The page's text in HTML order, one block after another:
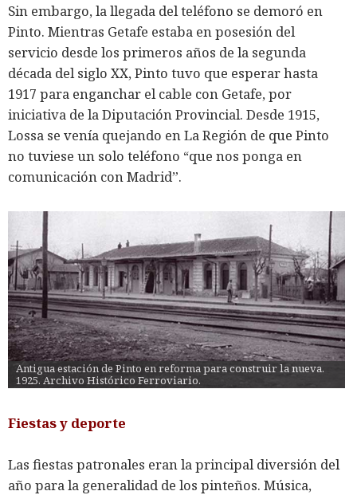
Sin embargo, la llegada del teléfono se demoró en
Pinto. Mientras Getafe estaba en posesión del
servicio desde los primeros años de la segunda
década del siglo XX, Pinto tuvo que esperar hasta
1917 para enganchar el cable con Getafe, por
iniciativa de la Diputación Provincial. Desde 1915,
Lossa se venía quejando en La Región de que Pinto
no tuviese un solo teléfono “que nos ponga en
comunicación con Madrid”.
Antigua estación de Pinto en reforma para construir la nueva.
1925. Archivo Histórico Ferroviario.
Fiestas y deporte
Las fiestas patronales eran la principal diversión del
año para la generalidad de los pinteños. Música,